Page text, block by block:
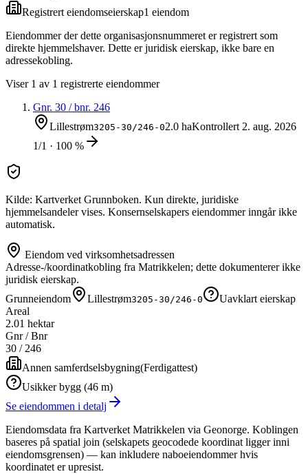
Registrert eiendomseierskap1 eiendom
Eiendommer der dette organisasjonsnummeret er registrert som
direkte hjemmelshaver. Dette er juridisk eierskap, ikke bare en
adressekobling.
Viser 1 av 1 registrerte eiendommer
Gnr. 30 / bnr. 246
Lillestrøm3205-30/246-02.0 haKontrollert 2. aug. 2026
1/1 · 100 %
Kilde: Kartverket Grunnboken. Kun direkte, juridiske
hjemmelsandeler vises. Konsernselskapers eiendommer inngår ikke
automatisk.
Eiendom ved virksomhetsadressen
Adresse-/koordinatkobling fra Matrikkelen; dette dokumenterer ikke
juridisk eierskap.
Grunneiendom
Lillestrøm3205-30/246-0
Uavklart eierskap
Areal
2.01 hektar
Gnr / Bnr
30 / 246
Annen samferdselsbygning(Ferdigattest)
Usikker bygg (46 m)
Se eiendommen i detalj
Eiendomsdata fra Kartverket Matrikkelen via Geonorge. Koblingen
baseres på spatial join (selskapets geocodede koordinat ligger inni
eiendomsgrensen) — kan inkludere naboeiendommer hvis
koordinatet er upresist.